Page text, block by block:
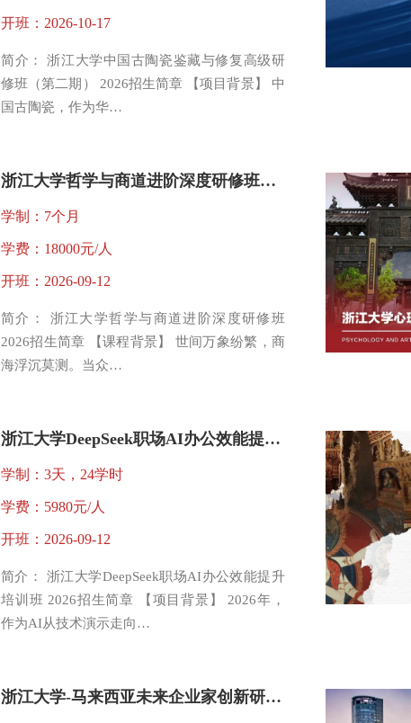
开班：2026-10-17
简介： 浙江大学中国古陶瓷鉴藏与修复高级研
修班（第二期） 2026招生简章 【项目背景】 中
国古陶瓷，作为华…
浙江大学哲学与商道进阶深度研修班（第二期）
学制：7个月
学费：18000元/人
开班：2026-09-12
简介： 浙江大学哲学与商道进阶深度研修班
2026招生简章 【课程背景】 世间万象纷繁，商
海浮沉莫测。当众…
浙江大学DeepSeek职场AI办公效能提升培训班
学制：3天，24学时
学费：5980元/人
开班：2026-09-12
简介： 浙江大学DeepSeek职场AI办公效能提升
培训班 2026招生简章 【项目背景】 2026年，
作为AI从技术演示走向…
浙江大学-马来西亚未来企业家创新研修班